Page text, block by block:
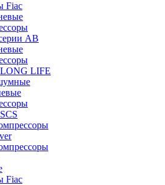
Fiac
AB
LIFE
Fiac